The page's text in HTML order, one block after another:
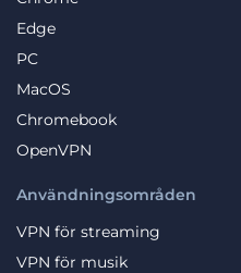
Edge
PC
MacOS
Chromebook
OpenVPN
Användningsområden
VPN för streaming
VPN för musik